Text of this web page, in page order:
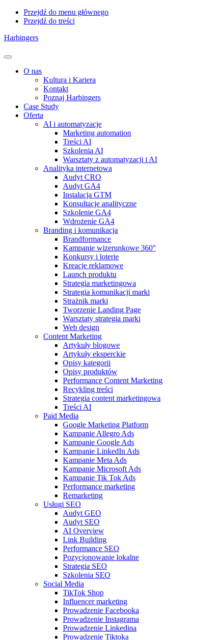
Przejdź do menu głównego
Przejdź do treści
Harbingers
Menu
O nas
Kultura i Kariera
Kontakt
Poznaj Harbingers
Case Study
Oferta
AI i automatyzacje
Marketing automation
Treści AI
Szkolenia AI
Warsztaty z automatyzacji i AI
Analityka internetowa
Audyt CRO
Audyt GA4
Instalacja GTM
Konsultacje analityczne
Szkolenie GA4
Wdrożenie GA4
Branding i komunikacja
Brandformance
Kampanie wizerunkowe 360°
Konkursy i loterie
Kreacje reklamowe
Launch produktu
Strategia marketingowa
Strategia komunikacji marki
Strażnik marki
Tworzenie Landing Page
Warsztaty strategia marki
Web design
Content Marketing
Artykuły blogowe
Artykuły eksperckie
Opisy kategorii
Opisy produktów
Performance Content Marketing
Recykling treści
Strategia content marketingowa
Treści AI
Paid Media
Google Marketing Platform
Kampanie Allegro Ads
Kampanie Google Ads
Kampanie LinkedIn Ads
Kampanie Meta Ads
Kampanie Microsoft Ads
Kampanie Tik Tok Ads
Performance marketing
Remarketing
Usługi SEO
Audyt GEO
Audyt SEO
AI Overview
Link Building
Performance SEO
Pozycjonowanie lokalne
Strategia SEO
Szkolenia SEO
Social Media
TikTok Shop
Influencer marketing
Prowadzenie Facebooka
Prowadzenie Instagrama
Prowadzenie Linkedina
Prowadzenie Tiktoka